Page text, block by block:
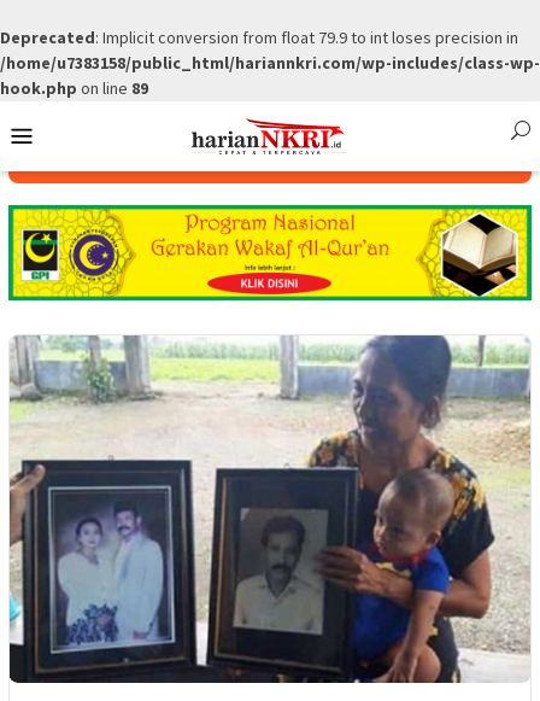
Deprecated: Implicit conversion from float 79.9 to int loses precision in
/home/u7383158/public_html/hariannkri.com/wp-includes/class-wp-
hook.php on line 89
to
Menu